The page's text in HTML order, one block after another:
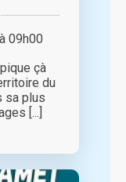
09h00
çà
du
sa plus
[...]